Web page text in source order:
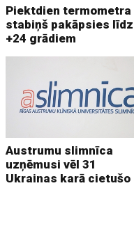
Piektdien termometra
stabiņš pakāpsies līdz
+24 grādiem
Austrumu slimnīca
uzņēmusi vēl 31
Ukrainas karā cietušo